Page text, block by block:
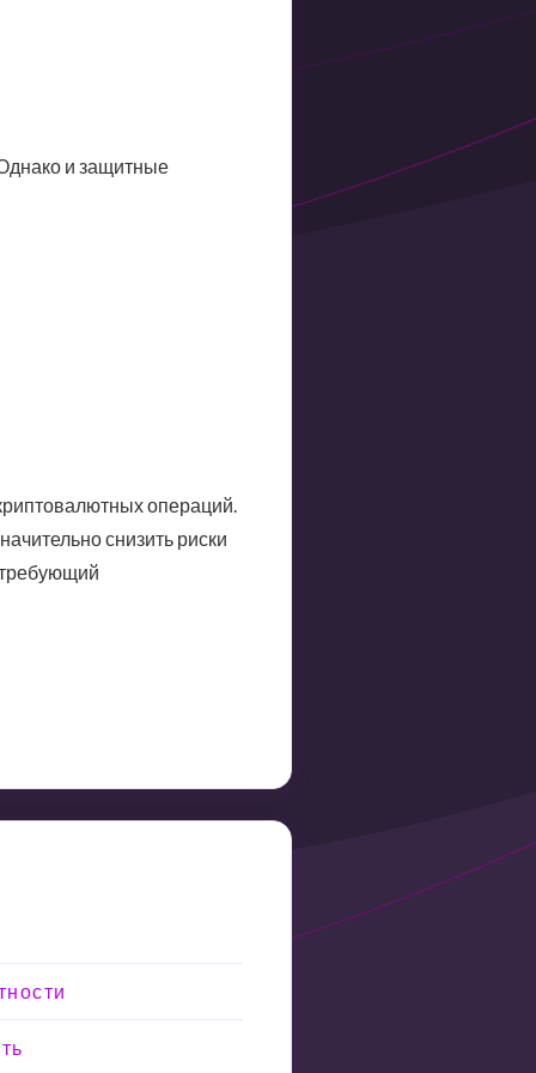
и защитные
операций.
снизить риски